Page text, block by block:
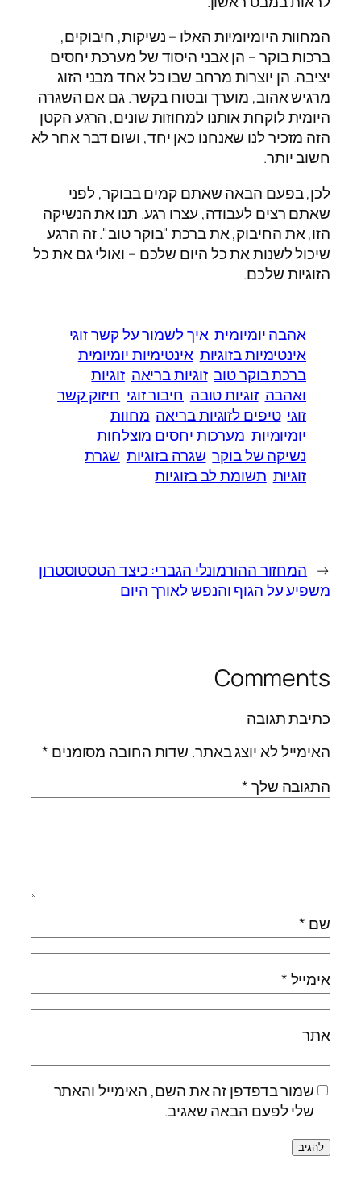
המחוות היומיומיות האלו – נשיקות, חיבוקים,
ברכות בוקר – הן אבני היסוד של מערכת יחסים
יציבה. הן יוצרות מרחב שבו כל אחד מבני הזוג
מרגיש אהוב, מוערך ובטוח בקשר. גם אם השגרה
היומית לוקחת אותנו למחוזות שונים, הרגע הקטן
הזה מזכיר לנו שאנחנו כאן יחד, ושום דבר אחר לא
חשוב יותר.
לכן, בפעם הבאה שאתם קמים בבוקר, לפני
שאתם רצים לעבודה, עצרו רגע. תנו את הנשיקה
הזו, את החיבוק, את ברכת "בוקר טוב". זה הרגע
שיכול לשנות את כל היום שלכם – ואולי גם את כל
הזוגיות שלכם.
אהבה יומיומית איך לשמור על קשר זוגי
אינטימיות בזוגיות אינטימיות יומיומית
ברכת בוקר טוב זוגיות בריאה זוגיות
ואהבה זוגיות טובה חיבור זוגי חיזוק קשר
זוגי טיפים לזוגיות בריאה מחוות
יומיומיות מערכות יחסים מוצלחות
נשיקה של בוקר שגרה בזוגיות שגרת
זוגיות תשומת לב בזוגיות
← המחזור ההורמונלי הגברי: כיצד הטסטוסטרון
משפיע על הגוף והנפש לאורך היום
Comments
כתיבת תגובה
האימייל לא יוצג באתר. שדות החובה מסומנים *
התגובה שלך*
שם *
אימייל*
אתר
שמור בדפדפן זה את השם, האימייל והאתר
שלי לפעם הבאה שאגיב.